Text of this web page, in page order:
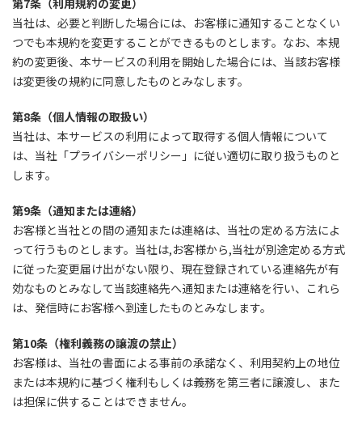
第7条（利用規約の変更）
当社は、必要と判断した場合には、お客様に通知することなくい
つでも本規約を変更することができるものとします。なお、本規
約の変更後、本サービスの利用を開始した場合には、当該お客様
は変更後の規約に同意したものとみなします。
第8条（個人情報の取扱い）
当社は、本サービスの利用によって取得する個人情報について
は、当社「プライバシーポリシー」に従い適切に取り扱うものと
します。
第9条（通知または連絡）
お客様と当社との間の通知または連絡は、当社の定める方法によ
って行うものとします。当社は,お客様から,当社が別途定める方式
に従った変更届け出がない限り、現在登録されている連絡先が有
効なものとみなして当該連絡先へ通知または連絡を行い、これら
は、発信時にお客様へ到達したものとみなします。
第10条（権利義務の譲渡の禁止）
お客様は、当社の書面による事前の承諾なく、利用契約上の地位
または本規約に基づく権利もしくは義務を第三者に譲渡し、また
は担保に供することはできません。